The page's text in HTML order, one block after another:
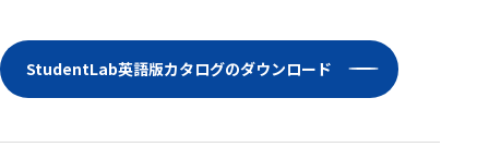
StudentLab英語版カタログのダウンロード